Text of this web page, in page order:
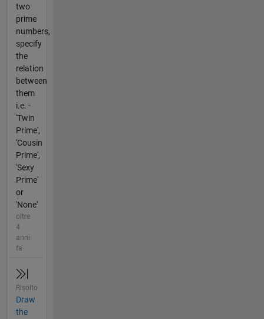
two
prime
numbers,
specify
the
relation
between
them
i.e. -
'Twin
Prime',
'Cousin
Prime',
'Sexy
Prime'
or
'None'
oltre
4
anni
fa
Risolto
Draw
the